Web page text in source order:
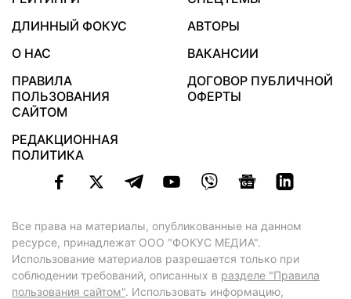
ДЛИННЫЙ ФОКУС
АВТОРЫ
О НАС
ВАКАНСИИ
ПРАВИЛА
ПОЛЬЗОВАНИЯ
САЙТОМ
ДОГОВОР ПУБЛИЧНОЙ
ОФЕРТЫ
РЕДАКЦИОННАЯ
ПОЛИТИКА
Все права на материалы, опубликованные на данном
ресурсе, принадлежат ООО "ФОКУС МЕДИА".
Использование материалов разрешается только при
соблюдении требований, описанных в разделе "Правила
пользования сайтом". Использовать информацию,